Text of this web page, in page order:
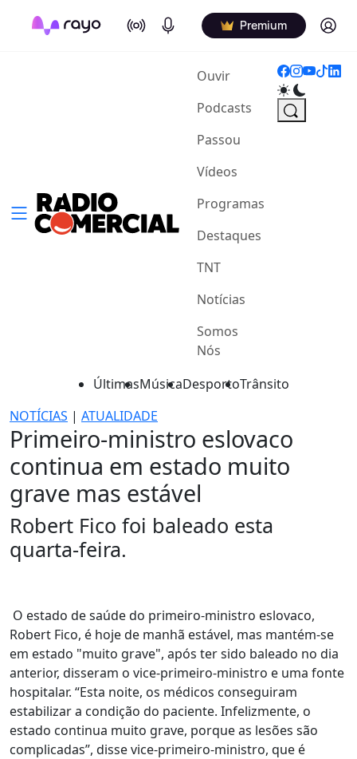
On Air Podcasts Premium Log in
Ouvir(current)
Podcasts
Passou
Vídeos
Programas
Destaques
TNT
Notícias
Somos
Nós
ÚltimasMúsicaDesportoTrânsito
NOTÍCIAS | ATUALIDADE
Primeiro-ministro eslovaco
continua em estado muito
grave mas estável
Robert Fico foi baleado esta
quarta-feira.
O estado de saúde do primeiro-ministro eslovaco,
Robert Fico, é hoje de manhã estável, mas mantém-se
em estado "muito grave", após ter sido baleado no dia
anterior, disseram o vice-primeiro-ministro e uma fonte
hospitalar. “Esta noite, os médicos conseguiram
estabilizar a condição do paciente. Infelizmente, o
estado continua muito grave, porque as lesões são
complicadas”, disse vice-primeiro-ministro, que é